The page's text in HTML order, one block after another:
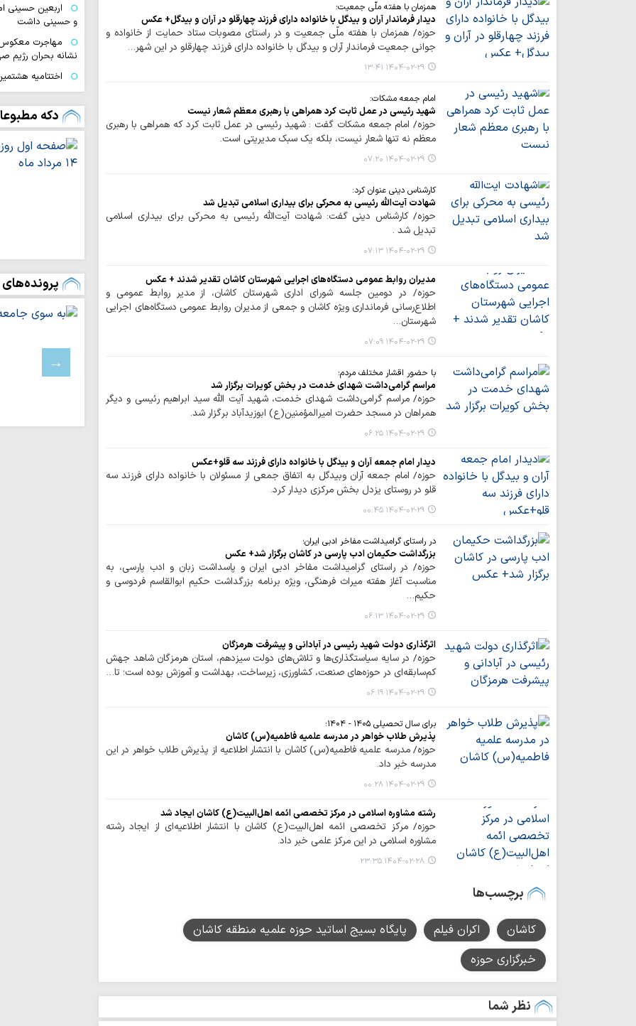
همزمان با هفته ملّی جمعیت؛
دیدار فرماندار آران و بیدگل با خانواده دارای فرزند چهارقلو در آران و بیدگل+ عکس
حوزه/ همزمان با هفته ملّی جمعیت و در راستای مصوبات ستاد حمایت از خانواده و
جوانی جمعیت فرماندار آران و بیدگل با خانواده دارای فرزند چهارقلو در این شهر…
۱۴۰۴-۰۲-۲۹ ۱۳:۴۱
امام جمعه مشکات:
شهید رئیسی در عمل ثابت کرد همراهی با رهبری معظم شعار نیست
حوزه/ امام جمعه مشکات گفت : شهید رئیسی در عمل ثابت کرد که همراهی با رهبری
معظم نه تنها شعار نیست، بلکه یک سبک مدیریتی است.
۱۴۰۴-۰۲-۲۹ ۰۷:۲۰
کارشناس دینی عنوان کرد:
شهادت آیت‌الله رئیسی به محرکی برای بیداری اسلامی تبدیل شد
حوزه/ کارشناس دینی گفت: شهادت آیت‌الله رئیسی به محرکی برای بیداری اسلامی
تبدیل شد .
۱۴۰۴-۰۲-۲۹ ۰۷:۱۳
مدیران روابط عمومی دستگاه‌های اجرایی شهرستان کاشان تقدیر شدند + عکس
حوزه/ در دومین جلسه شورای اداری شهرستان کاشان، از مدیر روابط عمومی و
اطلاع‌رسانی فرمانداری ویژه کاشان و جمعی از مدیران روابط عمومی دستگاه‌های اجرایی
شهرستان…
۱۴۰۴-۰۲-۲۹ ۰۷:۰۹
با حضور اقشار مختلف مردم؛
مراسم گرامی‌داشت شهدای خدمت در بخش کویرات برگزار شد
حوزه/ مراسم گرامی‌داشت شهدای خدمت، شهید آیت الله سید ابراهیم رئیسی و دیگر
همراهان در مسجد حضرت امیرالمؤمنین(ع) ابوزیدآباد برگزار شد.
۱۴۰۴-۰۲-۲۹ ۰۶:۲۵
دیدار امام جمعه آران و بیدگل با خانواده دارای فرزند سه قلو+عکس
حوزه/ امام جمعه آران وبیدگل به اتفاق جمعی از مسئولان با خانواده دارای فرزند سه
قلو در روستای یزدل بخش مرکزی دیدار کرد.
۱۴۰۴-۰۲-۲۹ ۰۰:۴۵
در راستای گرامیداشت مفاخر ادبی ایران؛
بزرگداشت حکیمان ادب پارسی در کاشان برگزار شد+ عکس
حوزه/ در راستای گرامیداشت مفاخر ادبی ایران و پاسداشت زبان و ادب پارسی، به
مناسبت آغاز هفته میراث فرهنگی، ویژه برنامه بزرگداشت حکیم ابوالقاسم فردوسی و
حکیم…
۱۴۰۴-۰۲-۲۹ ۰۶:۱۳
اثرگذاری دولت شهید رئیسی در آبادانی و پیشرفت هرمزگان
حوزه/ در سایه سیاستگذاری‌ها و تلاش‌های دولت سیزدهم، استان هرمزگان شاهد جهش
کم‌سابقه‌ای در حوزه‌های صنعت، کشاورزی، زیرساخت، بهداشت و آموزش بوده است؛ تا…
۱۴۰۴-۰۲-۲۹ ۰۶:۱۹
برای سال تحصیلی ۱۴۰۵ - ۱۴۰۴؛
پذیرش طلاب خواهر در مدرسه علمیه فاطمیه(س) کاشان
حوزه/ مدرسه علمیه فاطمیه(س) کاشان با انتشار اطلاعیه از پذیرش طلاب خواهر در این
مدرسه خبر داد.
۱۴۰۴-۰۲-۲۹ ۰۰:۲۸
رشته مشاوره اسلامی در مرکز تخصصی ائمه اهل‌البیت(ع) کاشان ایجاد شد
حوزه/ مرکز تخصصی ائمه اهل‌البیت(ع) کاشان با انتشار اطلاعیه‌ای از ایجاد رشته
مشاوره اسلامی در این مرکز علمی خبر داد.
۱۴۰۴-۰۲-۲۸ ۲۳:۳۵
برچسب‌ها
کاشان اکران فیلم
پایگاه بسیج اساتید حوزه علمیه منطقه کاشان
خبرگزاری حوزه
نظر شما
اربعین حسینی
و حسینی داشت
مهاجرت معکوس
نشانه بحران رژیم
اختتامیه
زنان عاشورایی در
ایران قوی با
دیپلماسی هوشمند
اقتدار امروز
صحنه و توانمندی
لبنان
مسلمانان
سخت
بیروت، پایتخت
اسرائیل
باختری را با
حاکم این کشور
دکه
پرونده‌های